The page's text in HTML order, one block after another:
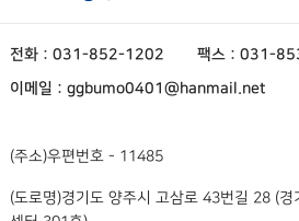
전화 : 031-852-1202
팩스 : 031-
이메일 : ggbumo0401@hanmail.net
(주소)우편번호 - 11485
(도로명)경기도 양주시 고삼로 43번길 28 (경